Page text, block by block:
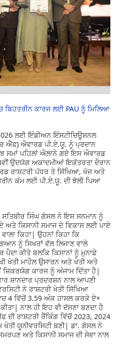
ਬਿਹਤਰੀਨ ਕਾਰਜ ਲਈ PAU ਨੂੰ ਮਿਲਿਆ
ਲਈ ਇੰਡੀਅਨ ਇੰਸਟੀਚਿਊਸ਼ਨਲ
ਐਵਾਰਡ ਪੀ.ਏ.ਯੂ. ਨੂੰ ਪ੍ਰਦਾਨ
ਸਮਾਂ ਪਹਿਲਾਂ ਐਲਾਨੇ ਗਏ ਇਸ ਐਵਾਰਡ
ਉਦਯੋਗ ਅਕਾਦਮੀਆਂ ਇਕੱਤਰਤਾ ਦੌਰਾਨ
ਰਾਸ਼ਟਰੀ ਪੱਧਰ ਤੇ ਸਿੱਖਿਆ, ਖੋਜ ਅਤੇ
ਕੰਮ ਲਈ ਪੀ.ਏ.ਯੂ. ਦੀ ਝੋਲੀ ਪਿਆ
ਸਤਿਬੀਰ ਸਿੰਘ ਗੋਸਲ ਨੇ ਇਸ ਸਨਮਾਨ ਨੂੰ
ਅਤੇ ਕਿਸਾਨੀ ਸਮਾਜ ਦੇ ਵਿਕਾਸ ਲਈ ਪਾਏ
ਕਿਹਾ| ਉਹਨਾਂ ਕਿਹਾ ਕਿ
ਨੂੰ ਸਿਖਰਾਂ ਵੱਲ ਲਿਜਾਣ ਵਾਲੇ
ਕੀਤੇ ਬਲਕਿ ਕਿਸਾਨਾਂ ਨੂੰ ਮੁਨਾਫ਼ੇ
ਖੇਤੀ ਮਾਹੌਲ ਉਸਾਰਨ ਅਤੇ ਖੇਤੀ ਅਤੇ
ਕਾਰਜ ਨੂੰ ਅੰਜਾਮ ਦਿੱਤਾ ਹੈ|
ਸ਼ਾਨਦਾਰ ਪ੍ਰਦਰਸ਼ਨ ਨਾਲ ਆਪਣੀ
ਨੇ ਰਾਸ਼ਟਰੀ ਖੇਤੀ ਸਿੱਖਿਆ
4 ਵਿੱਚੋਂ 3.59 ਅੰਕ ਹਾਸਲ ਕਰਕੇ ਏ+
ਨਾਲ ਹੀ ਇਹ ਵੀ ਦੱਸਣਾ ਬਣਦਾ ਹੈ
ਰਾਸ਼ਟਰੀ ਰੈਂਕਿੰਗ ਵਿੱਚੋਂ 2023, 2024
ਯੂਨੀਵਰਸਿਟੀ ਬਣੀ| ਡਾ. ਗੋਸਲ ਨੇ
ਅਤੇ ਕਿਸਾਨੀ ਸਮਾਜ ਦੀ ਸੇਵਾ ਨਾਲ